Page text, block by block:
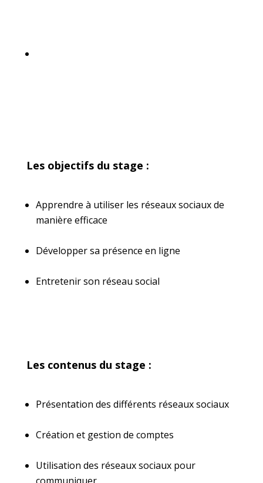
Les objectifs du stage :
Apprendre à utiliser les réseaux sociaux de
manière efficace
Développer sa présence en ligne
Entretenir son réseau social
Les contenus du stage :
Présentation des différents réseaux sociaux
Création et gestion de comptes
Utilisation des réseaux sociaux pour